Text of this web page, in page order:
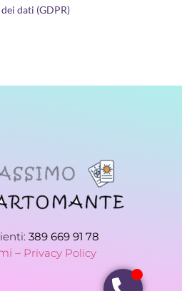
dati (GDPR)
389 669 91 78
– Privacy Policy